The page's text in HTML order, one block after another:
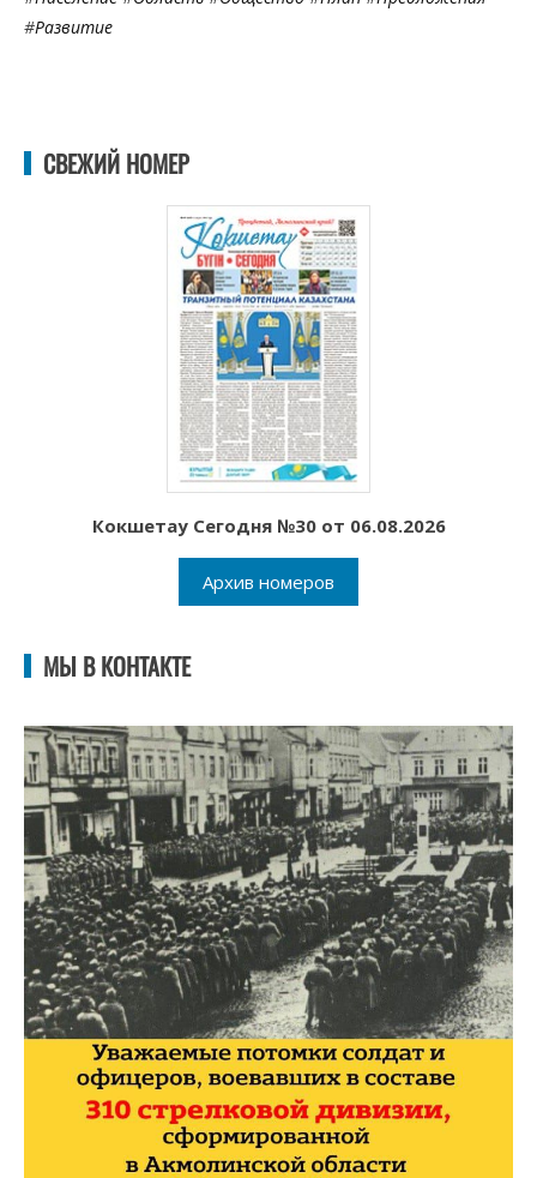
#Развитие
СВЕЖИЙ НОМЕР
Кокшетау Сегодня №30 от 06.08.2026
Архив номеров
МЫ В КОНТАКТЕ